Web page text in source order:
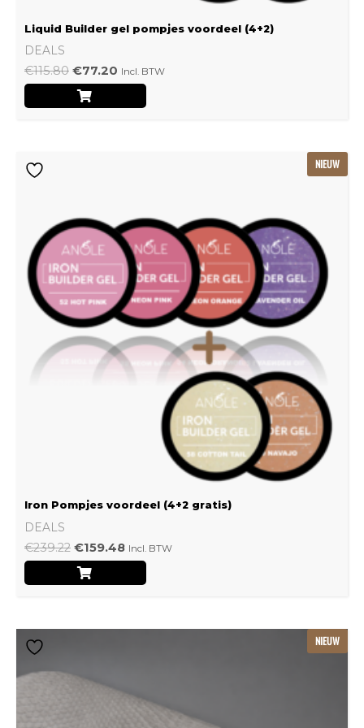
Liquid Builder gel pompjes voordeel (4+2)
DEALS
€115.80 €77.20 Incl. BTW
NIEUW
Iron Pompjes voordeel (4+2 gratis)
DEALS
€239.22 €159.48 Incl. BTW
NIEUW
meerdere